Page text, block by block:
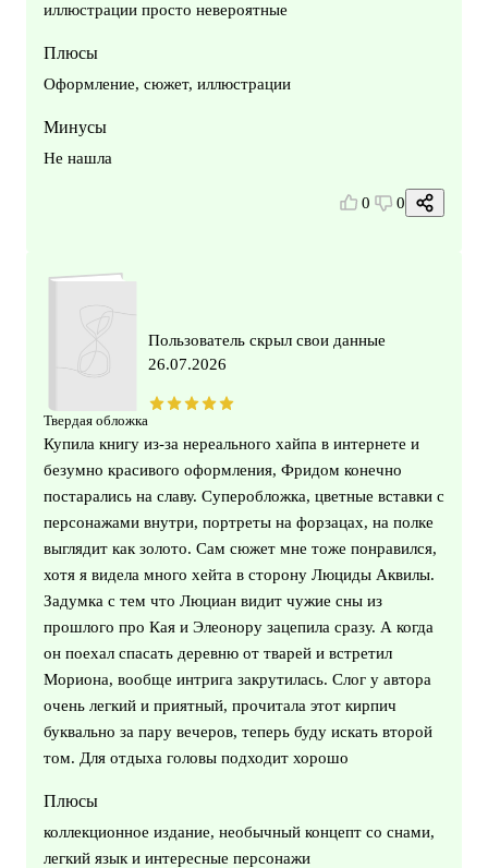
иллюстрации просто невероятные
Плюсы
Оформление, сюжет, иллюстрации
Минусы
Не нашла
0 0
Твердая обложка
Пользователь скрыл свои данные
26.07.2026
Купила книгу из-за нереального хайпа в интернете и
безумно красивого оформления, Фридом конечно
постарались на славу. Суперобложка, цветные вставки с
персонажами внутри, портреты на форзацах, на полке
выглядит как золото. Сам сюжет мне тоже понравился,
хотя я видела много хейта в сторону Люциды Аквилы.
Задумка с тем что Люциан видит чужие сны из
прошлого про Кая и Элеонору зацепила сразу. А когда
он поехал спасать деревню от тварей и встретил
Мориона, вообще интрига закрутилась. Слог у автора
очень легкий и приятный, прочитала этот кирпич
буквально за пару вечеров, теперь буду искать второй
том. Для отдыха головы подходит хорошо
Плюсы
коллекционное издание, необычный концепт со снами,
легкий язык и интересные персонажи